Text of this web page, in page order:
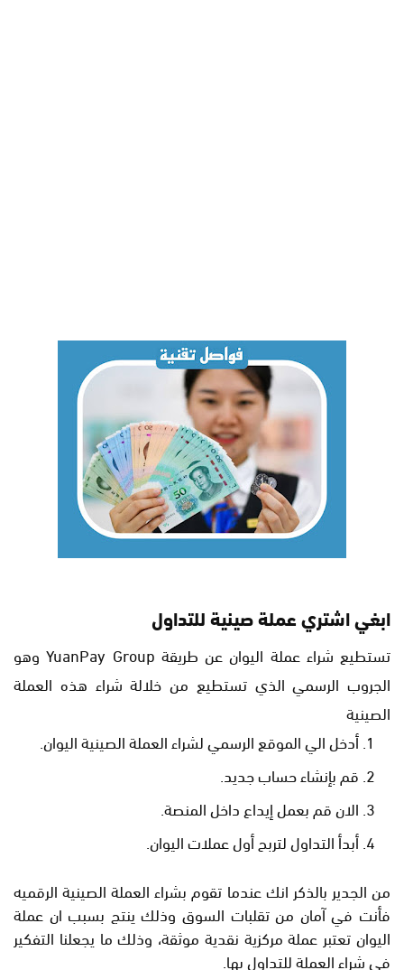
ابغي اشتري عملة صينية للتداول
تستطيع شراء عملة اليوان عن طريقة YuanPay Group وهو
الجروب الرسمي الذي تستطيع من خلالة شراء هذه العملة
الصينية
أدخل الي الموقع الرسمي لشراء العملة الصينية اليوان.
قم بإنشاء حساب جديد.
الان قم بعمل إيداع داخل المنصة.
أبدأ التداول لتربح أول عملات اليوان.
من الجدير بالذكر انك عندما تقوم بشراء العملة الصينية الرقميه
فأنت في آمان من تقلبات السوق وذلك ينتج بسبب ان عملة
اليوان تعتبر عملة مركزية نقدية موثقة، وذلك ما يجعلنا التفكير
في شراء العملة للتداول بها.